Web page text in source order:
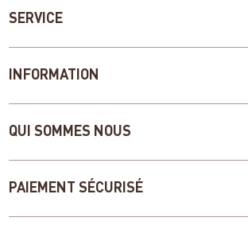
SERVICE
INFORMATION
QUI SOMMES NOUS
PAIEMENT SÉCURISÉ